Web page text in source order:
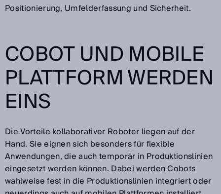
Positionierung, Umfelderfassung und Sicherheit.
COBOT UND MOBILE
PLATTFORM WERDEN
EINS
Die Vorteile kollaborativer Roboter liegen auf der
Hand. Sie eignen sich besonders für flexible
Anwendungen, die auch temporär in Produktionslinien
eingesetzt werden können. Dabei werden Cobots
wahlweise fest in die Produktionslinien integriert oder